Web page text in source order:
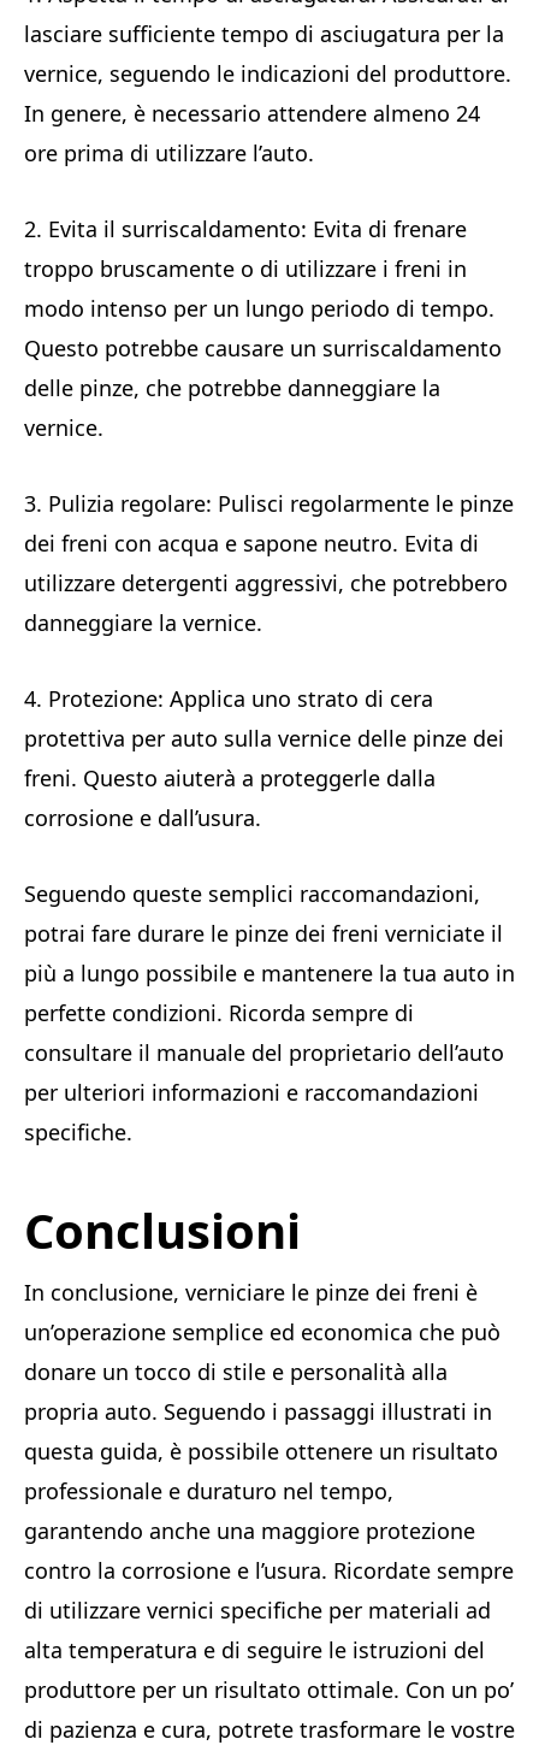
lasciare sufficiente tempo di asciugatura per la
vernice, seguendo le indicazioni del produttore.
In genere, è necessario attendere almeno 24
ore prima di utilizzare l’auto.
2. Evita il surriscaldamento: Evita di frenare
troppo bruscamente o di utilizzare i freni in
modo intenso per un lungo periodo di tempo.
Questo potrebbe causare un surriscaldamento
delle pinze, che potrebbe danneggiare la
vernice.
3. Pulizia regolare: Pulisci regolarmente le pinze
dei freni con acqua e sapone neutro. Evita di
utilizzare detergenti aggressivi, che potrebbero
danneggiare la vernice.
4. Protezione: Applica uno strato di cera
protettiva per auto sulla vernice delle pinze dei
freni. Questo aiuterà a proteggerle dalla
corrosione e dall’usura.
Seguendo queste semplici raccomandazioni,
potrai fare durare le pinze dei freni verniciate il
più a lungo possibile e mantenere la tua auto in
perfette condizioni. Ricorda sempre di
consultare il manuale del proprietario dell’auto
per ulteriori informazioni e raccomandazioni
specifiche.
Conclusioni
In conclusione, verniciare le pinze dei freni è
un’operazione semplice ed economica che può
donare un tocco di stile e personalità alla
propria auto. Seguendo i passaggi illustrati in
questa guida, è possibile ottenere un risultato
professionale e duraturo nel tempo,
garantendo anche una maggiore protezione
contro la corrosione e l’usura. Ricordate sempre
di utilizzare vernici specifiche per materiali ad
alta temperatura e di seguire le istruzioni del
produttore per un risultato ottimale. Con un po’
di pazienza e cura, potrete trasformare le vostre